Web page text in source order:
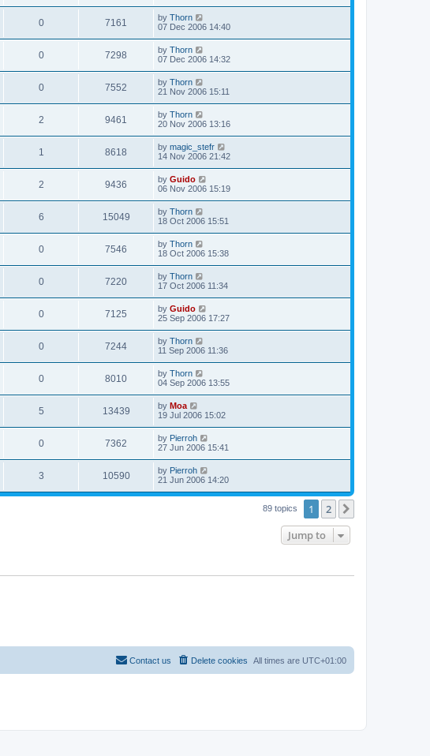
0 7161 by Thorn
07 Dec 2006 14:40
0 7298 by Thorn
07 Dec 2006 14:32
0 7552 by Thorn
21 Nov 2006 15:11
2 9461 by Thorn
20 Nov 2006 13:16
1 8618 by magic_stefr
14 Nov 2006 21:42
2 9436 by Guido
06 Nov 2006 15:19
6 15049 by Thorn
18 Oct 2006 15:51
0 7546 by Thorn
18 Oct 2006 15:38
0 7220 by Thorn
17 Oct 2006 11:34
0 7125 by Guido
25 Sep 2006 17:27
0 7244 by Thorn
11 Sep 2006 11:36
0 8010 by Thorn
04 Sep 2006 13:55
5 13439 by Moa
19 Jul 2006 15:02
0 7362 by Pierroh
27 Jun 2006 15:41
3 10590 by Pierroh
21 Jun 2006 14:20
89 topics 1 2
Jump to
All times are UTC+01:00
Delete cookies
Contact us